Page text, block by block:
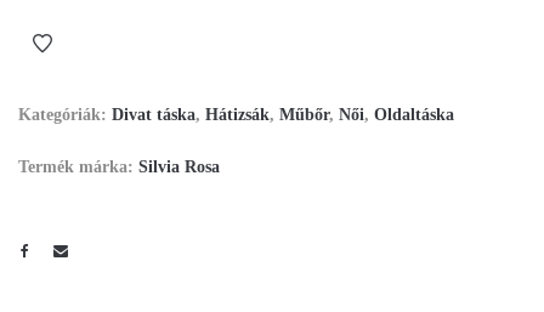
Kategóriák: Divat táska, Hátizsák, Műbőr, Női, Oldaltáska
Termék márka: Silvia Rosa